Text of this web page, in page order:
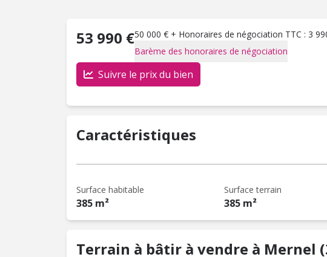
53 990 €50 000 € + Honoraires de négociation TTC : 3
Barème des honoraires de négociation
Suivre le prix du bien
Caractéristiques
Surface habitable
385 m²
Surface terrain
385 m²
Terrain à bâtir à vendre à Mernel